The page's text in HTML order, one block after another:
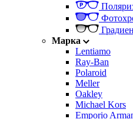
Марка
Lentiamo
Ray-Ban
Polaroid
Meller
Oakley
Michael Kors
Emporio